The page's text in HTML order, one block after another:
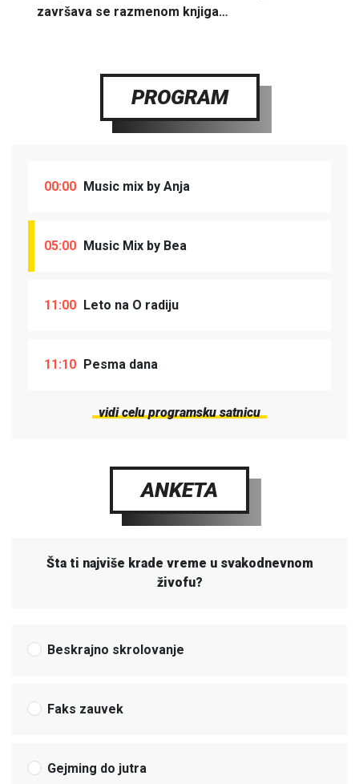
završava se razmenom knjiga…
PROGRAM
00:00 Music mix by Anja
05:00 Music Mix by Bea
11:00 Leto na O radiju
11:10 Pesma dana
vidi celu programsku satnicu
ANKETA
Šta ti najviše krade vreme u svakodnevnom
živofu?
Beskrajno skrolovanje
Faks zauvek
Gejming do jutra